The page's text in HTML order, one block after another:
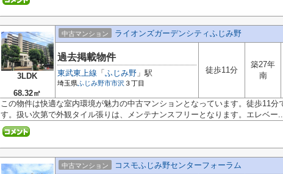
3LDK
68.32㎡
中古マンション ライオンズガーデンシティふじみ野
過去掲載物件
東武東上線 「 ふじみ野 」駅
埼玉県ふじみ野市市沢 ３丁目
徒歩11分
築27年
南
この物件は快適な室内環境が魅力の中古マンションとなっています。徒歩11
す。扱い次第で外観タイル張りは、メンテナンスフリーとなります。エレベー
中古マンション コスモふじみ野センターフォーラム